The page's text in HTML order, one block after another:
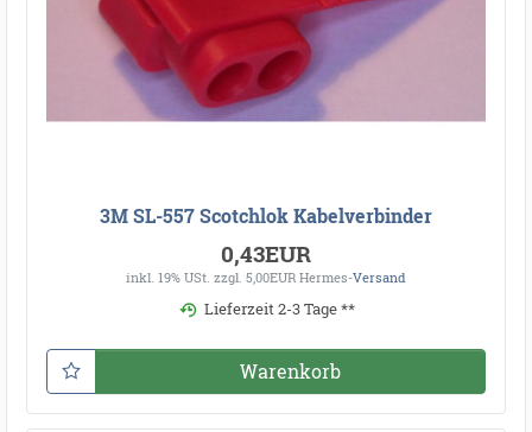
3M SL-557 Scotchlok Kabelverbinder
0,43EUR
inkl. 19% USt. zzgl. 5,00EUR Hermes-Versand
Lieferzeit 2-3 Tage **
Warenkorb